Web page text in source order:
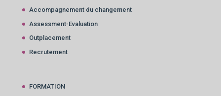
Accompagnement du changement
Assessment-Evaluation
Outplacement
Recrutement
FORMATION